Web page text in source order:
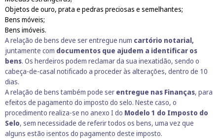
Objetos de ouro, prata e pedras preciosas e semelhantes;
Bens móveis;
Bens imóveis.
A relação de bens deve ser entregue num cartório notarial,
juntamente com documentos que ajudem a identificar os
bens. Os herdeiros podem reclamar da sua inexatidão, sendo o
cabeça-de-casal notificado a proceder às alterações, dentro de 10
dias.
A relação de bens também pode ser entregue nas Finanças, para
efeitos de pagamento do imposto do selo. Neste caso, o
procedimento realiza-se no anexo I do Modelo 1 do Imposto do
Selo, sem necessidade de referir todos os bens, uma vez que
alguns estão isentos do pagamento deste imposto.